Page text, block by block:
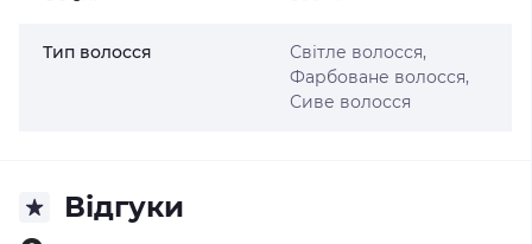
Тип волосся
Світле волосся,
Фарбоване волосся,
Сиве волосся
Відгуки